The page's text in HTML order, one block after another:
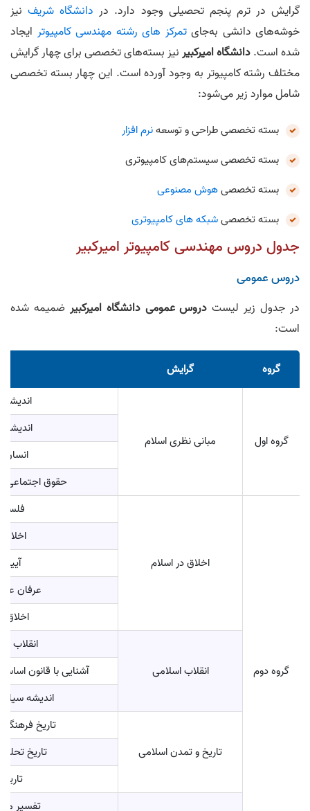
گرایش در ترم پنجم تحصیلی وجود دارد. در دانشگاه شریفنیز
خوشه‌های دانشی به‌جایتمرکز های رشته مهندسی کامپیوتر ایجاد
شده است.دانشگاه امیرکبیرنیز بسته‌های تخصصی برای چهار گرایش
مختلف رشته کامپیوتر به وجود آورده است. این چهار بسته تخصصی
شامل موارد زیر می‌شود:
بسته تخصصی طراحی و توسعهنرم افزار
بسته تخصصی سیستم‌های کامپیوتری
بسته تخصصیهوش مصنوعی
بسته تخصصیشبکه های کامپیوتری
جدول دروس مهندسی کامپیوتر امیرکبیر
دروس عمومی
در جدول زیر لیست دروس عمومی دانشگاه امیرکبیر ضمیمه شده
است:
گروه گرایش
گروه اول مبانی نظری اسلام
اندیشه
اندیشه
انسان
حقوق اجتماعی
گروه دوم
اخلاق در اسلام
عرفان
انقلاب اسلامی
انقلاب
آشنایی با قانون
اندیشه
تاریخ و تمدن اسلامی
تاریخ
تاریخ
تفسیر